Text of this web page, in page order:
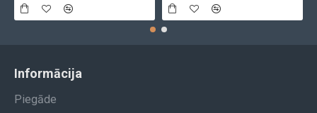
Informācija
Piegāde